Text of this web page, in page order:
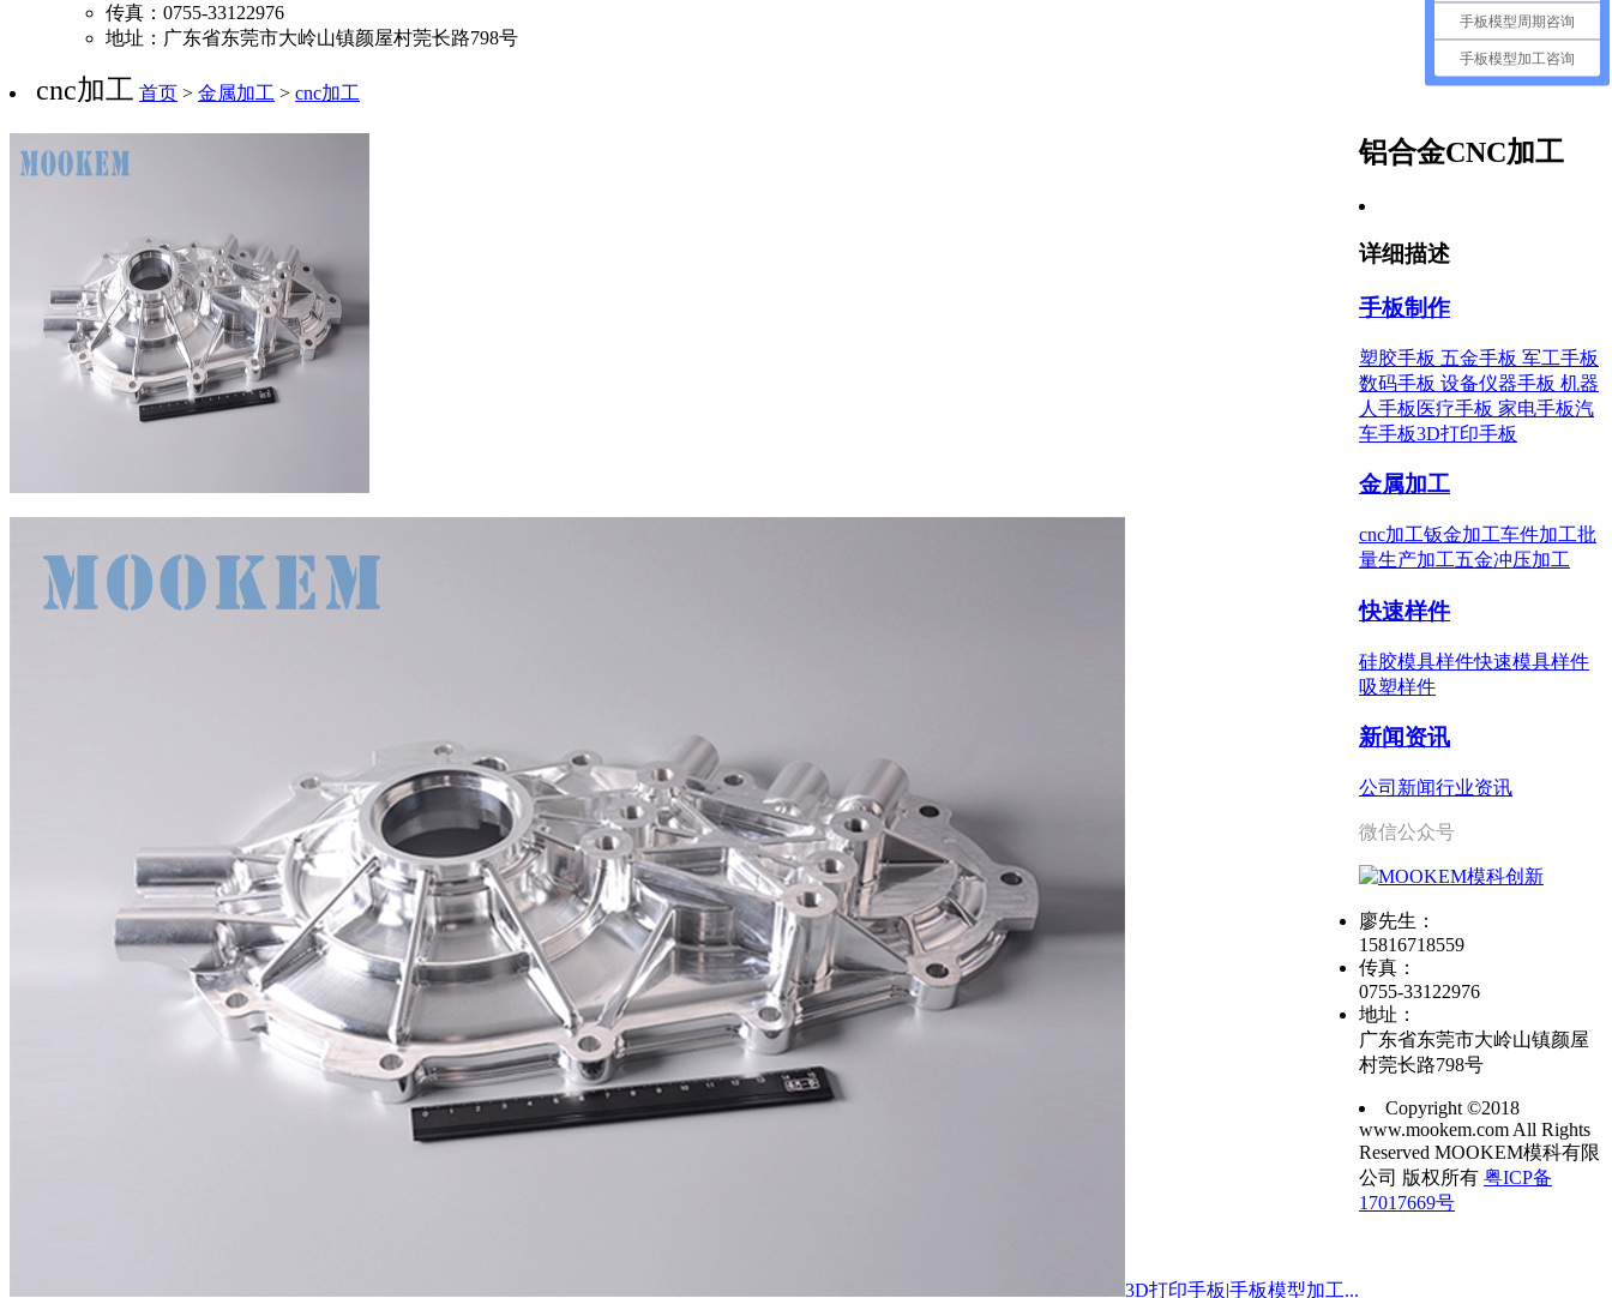
传真：0755-33122976
地址：广东省东莞市大岭山镇颜屋村莞长路798号
cnc加工 首页 > 金属加工 > cnc加工
3D打印手板|手板模型加工...
铝合金CNC加工
详细描述
手板制作
塑胶手板 五金手板 军工手板
数码手板 设备仪器手板 机器
人手板 医疗手板 家电手板汽
车手板3D打印手板
金属加工
cnc加工钣金加工车件加工批
量生产加工五金冲压加工
快速样件
硅胶模具样件快速模具样件
吸塑样件
新闻资讯
公司新闻行业资讯
微信公众号
廖先生：
15816718559
传真：
0755-33122976
地址：
广东省东莞市大岭山镇颜屋
村莞长路798号
Copyright ©2018
www.mookem.com All Rights
Reserved MOOKEM模科有限
公司 版权所有 粤ICP备
17017669号
手板模型周期咨询
手板模型加工咨询